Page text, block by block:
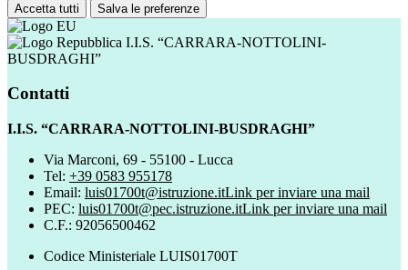
Accetta tutti Salva le preferenze
I.I.S. “CARRARA-NOTTOLINI-
BUSDRAGHI”
Contatti
I.I.S. “CARRARA-NOTTOLINI-BUSDRAGHI”
Via Marconi, 69 - 55100 - Lucca
Tel: +39 0583 955178
Email: luis01700t@istruzione.itLink per inviare una mail
PEC: luis01700t@pec.istruzione.itLink per inviare una mail
C.F.: 92056500462
Codice Ministeriale LUIS01700T